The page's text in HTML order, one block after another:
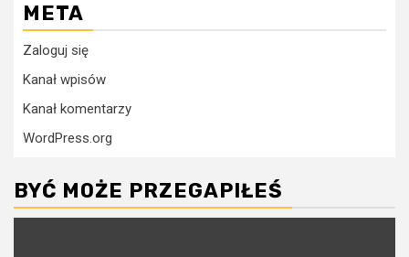
META
Zaloguj się
Kanał wpisów
Kanał komentarzy
WordPress.org
BYĆ MOŻE PRZEGAPIŁEŚ